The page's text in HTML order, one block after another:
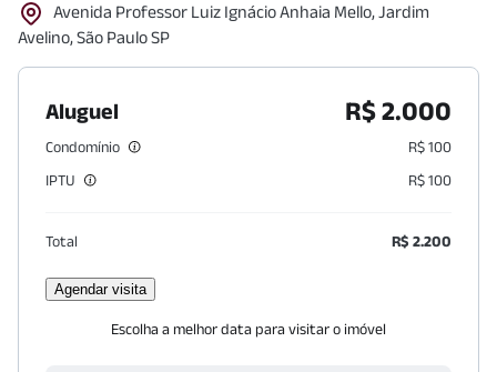
Avenida Professor Luiz Ignácio Anhaia Mello, Jardim
Avelino, São Paulo SP
Aluguel R$ 2.000
Condomínio
R$ 100
IPTU
R$ 100
Total R$ 2.200
Agendar visita
Escolha a melhor data para visitar o imóvel